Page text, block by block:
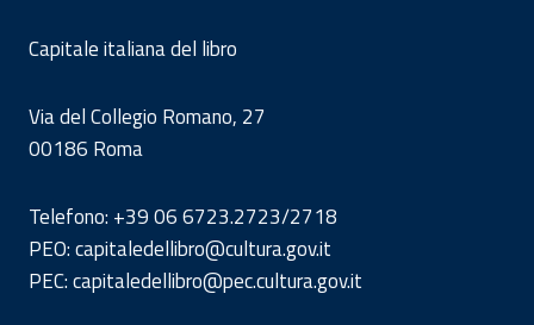
Capitale italiana del libro
Via del Collegio Romano, 27
00186 Roma
Telefono: +39 06 6723.2723/2718
PEO: capitaledellibro@cultura.gov.it
PEC: capitaledellibro@pec.cultura.gov.it